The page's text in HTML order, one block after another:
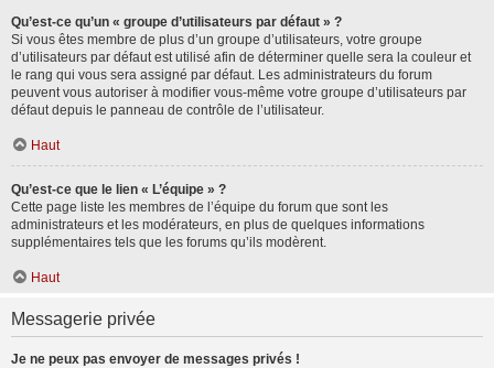
Qu’est-ce qu’un « groupe d’utilisateurs par défaut » ?
Si vous êtes membre de plus d’un groupe d’utilisateurs, votre groupe
d’utilisateurs par défaut est utilisé afin de déterminer quelle sera la couleur et
le rang qui vous sera assigné par défaut. Les administrateurs du forum
peuvent vous autoriser à modifier vous-même votre groupe d’utilisateurs par
défaut depuis le panneau de contrôle de l’utilisateur.
Haut
Qu’est-ce que le lien « L’équipe » ?
Cette page liste les membres de l’équipe du forum que sont les
administrateurs et les modérateurs, en plus de quelques informations
supplémentaires tels que les forums qu’ils modèrent.
Haut
Messagerie privée
Je ne peux pas envoyer de messages privés !